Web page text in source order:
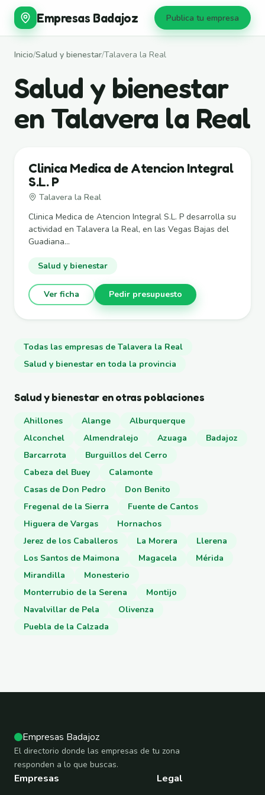
Empresas Badajoz Publica tu empresa
Inicio/Salud y bienestar/Talavera la Real
Salud y bienestar
en Talavera la Real
Clinica Medica de Atencion Integral
S.L. P
Talavera la Real
Clinica Medica de Atencion Integral S.L. P desarrolla su
actividad en Talavera la Real, en las Vegas Bajas del
Guadiana...
Salud y bienestar
Ver ficha Pedir presupuesto
Todas las empresas de Talavera la Real
Salud y bienestar en toda la provincia
Salud y bienestar en otras poblaciones
Ahillones Alange
Alburquerque
Alconchel
Almendralejo Azuaga
Badajoz
Barcarrota
Burguillos del Cerro
Cabeza del Buey
Calamonte
Casas de Don Pedro
Don Benito
Fregenal de la Sierra
Fuente de Cantos
Higuera de Vargas
Hornachos
Jerez de los Caballeros
La Morera
Llerena
Los Santos de Maimona
Magacela
Mérida
Mirandilla
Monesterio
Monterrubio de la Serena
Montijo
Navalvillar de Pela
Olivenza
Puebla de la Calzada
Empresas Badajoz
El directorio donde las empresas de tu zona
responden a lo que buscas.
Empresas
Legal